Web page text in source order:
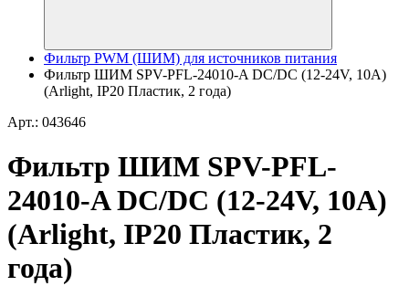
Фильтр PWM (ШИМ) для источников питания
Фильтр ШИМ SPV-PFL-24010-A DC/DC (12-24V, 10A)
(Arlight, IP20 Пластик, 2 года)
Арт.: 043646
Фильтр ШИМ SPV-PFL-
24010-A DC/DC (12-24V, 10A)
(Arlight, IP20 Пластик, 2
года)